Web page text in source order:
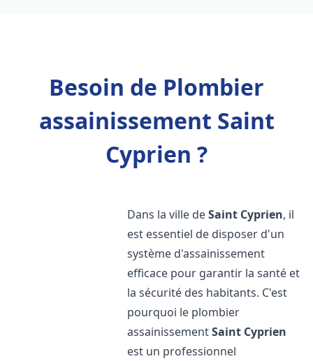
Besoin de Plombier
assainissement Saint
Cyprien ?
Dans la ville deSaint Cyprien, il
est essentiel de disposer d'un
système d'assainissement
efficace pour garantir la santé et
la sécurité des habitants. C'est
pourquoi le plombier
assainissementSaint Cyprien
est un professionnel